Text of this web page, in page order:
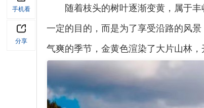
随着枝头的树叶逐渐变黄，属于
一定的目的，而是为了享受沿路的风
气爽的季节，金黄色渲染了大片山林
手机看
分享